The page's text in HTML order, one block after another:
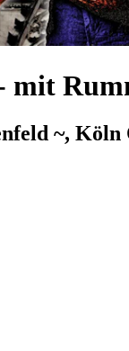
mit
~, Köln